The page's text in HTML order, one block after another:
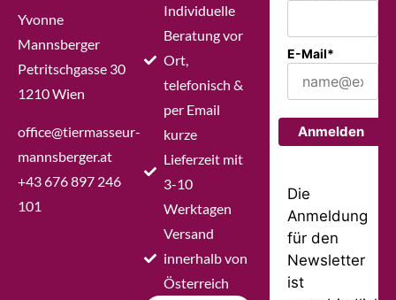
Yvonne
Mannsberger
Petritschgasse 30
1210 Wien
office@tiermasseur-
mannsberger.at
+43 676 897 246
101
Individuelle
Beratung vor
Ort,
telefonisch &
per Email
kurze
Lieferzeit mit
3-10
Werktagen
Versand
innerhalb von
Österreich
E-Mail*
Anmelden
Die
Anmeldung
für den
Newsletter
ist